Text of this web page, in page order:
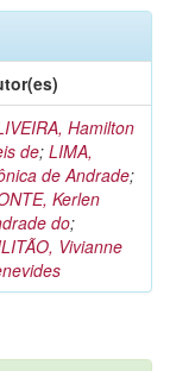
Hamilton
de; LIMA,
de Andrade;
Kerlen
do;
Vivianne